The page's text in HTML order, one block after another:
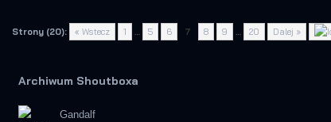
Strony (20): « Wstecz 1 … 5 6 7 8 9 … 20 Dalej »
Archiwum Shoutboxa
Gandalf